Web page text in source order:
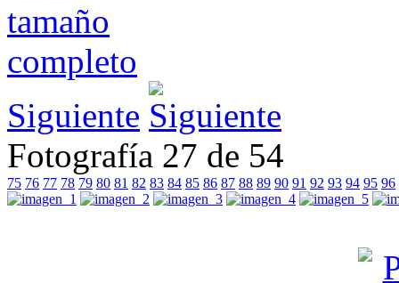
Siguiente
Fotografía 27 de 54
75 76 77 78 79 80 81 82 83 84 85 86 87 88 89 90 91 92 93 94 95 96